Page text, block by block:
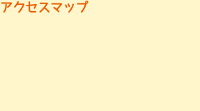
アクセスマップ